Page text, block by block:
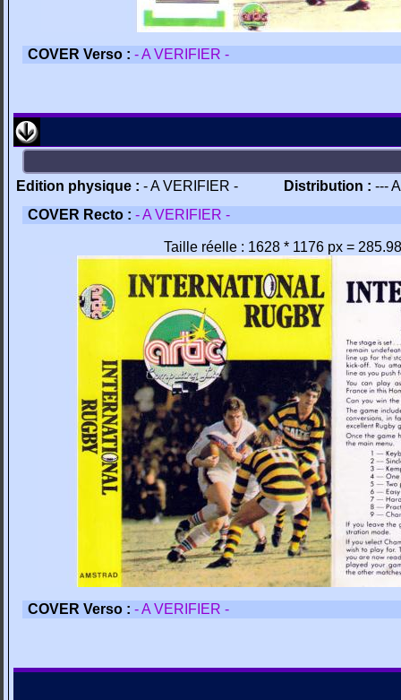
COVER Verso : - A VERIFIER -
Edition physique : - A VERIFIER - Distribution : ---
COVER Recto : - A VERIFIER -
Taille réelle : 1628 * 1176 px =
COVER Verso : - A VERIFIER -